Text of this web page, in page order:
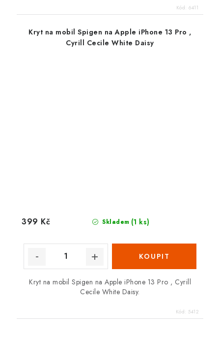
Kód: 6411
Kryt na mobil Spigen na Apple iPhone 13 Pro ,
Cyrill Cecile White Daisy
Skladem (1 ks)
399 Kč
Kryt na mobil Spigen na Apple iPhone 13 Pro , Cyrill
Cecile White Daisy.
Kód: 5412